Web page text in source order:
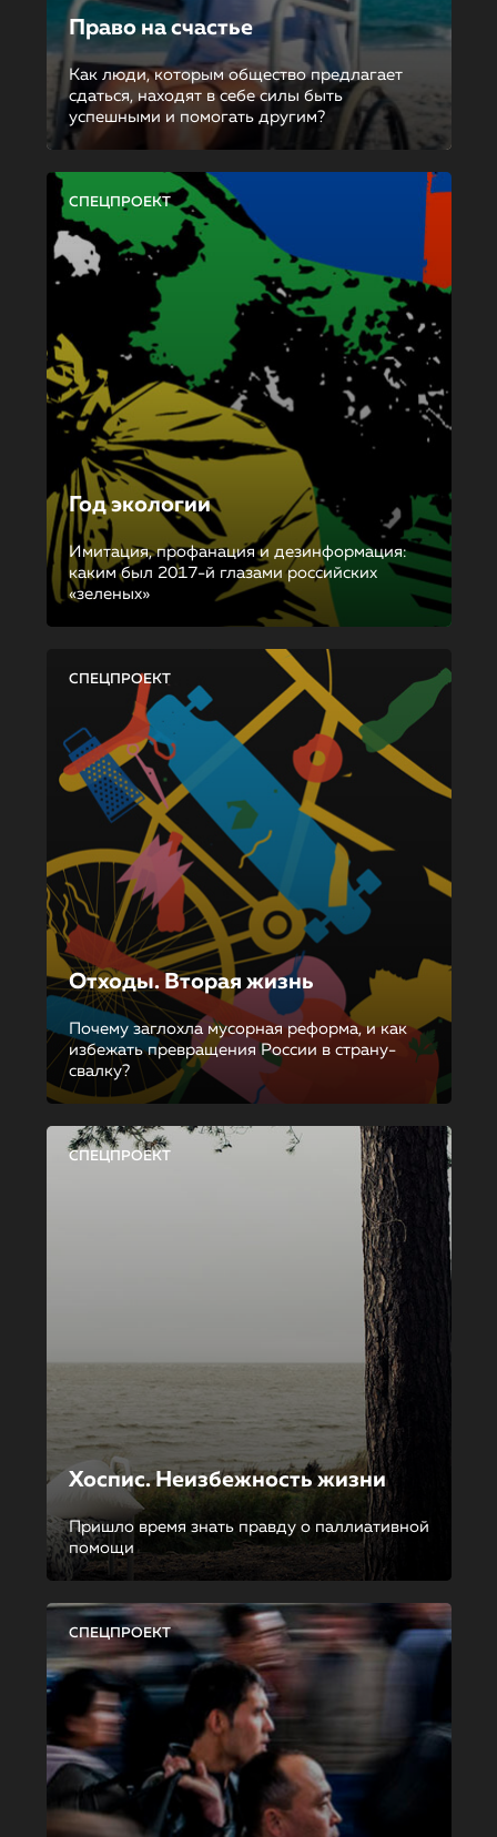
Право на счастье
Как люди, которым общество предлагает
сдаться, находят в себе силы быть
успешными и помогать другим?
СПЕЦПРОЕКТ
Год экологии
Имитация, профанация и дезинформация:
каким был 2017-й глазами российских
«зеленых»
СПЕЦПРОЕКТ
Отходы. Вторая жизнь
Почему заглохла мусорная реформа, и как
избежать превращения России в страну-
свалку?
СПЕЦПРОЕКТ
Хоспис. Неизбежность жизни
Пришло время знать правду о паллиативной
помощи
СПЕЦПРОЕКТ